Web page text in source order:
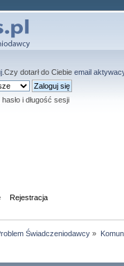
.Czy dotarł do Ciebie email
i długość sesji
Rejestracja
Świadczeniodawcy »